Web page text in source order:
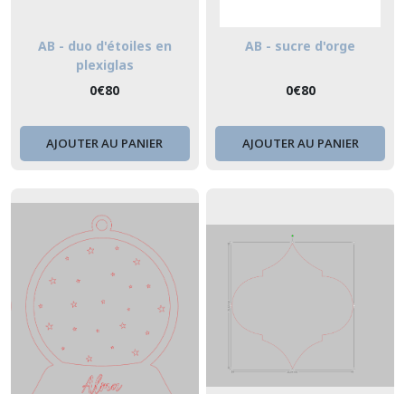
AB - duo d'étoiles en
plexiglas
0€80
AJOUTER AU PANIER
AB - sucre d'orge
0€80
AJOUTER AU PANIER